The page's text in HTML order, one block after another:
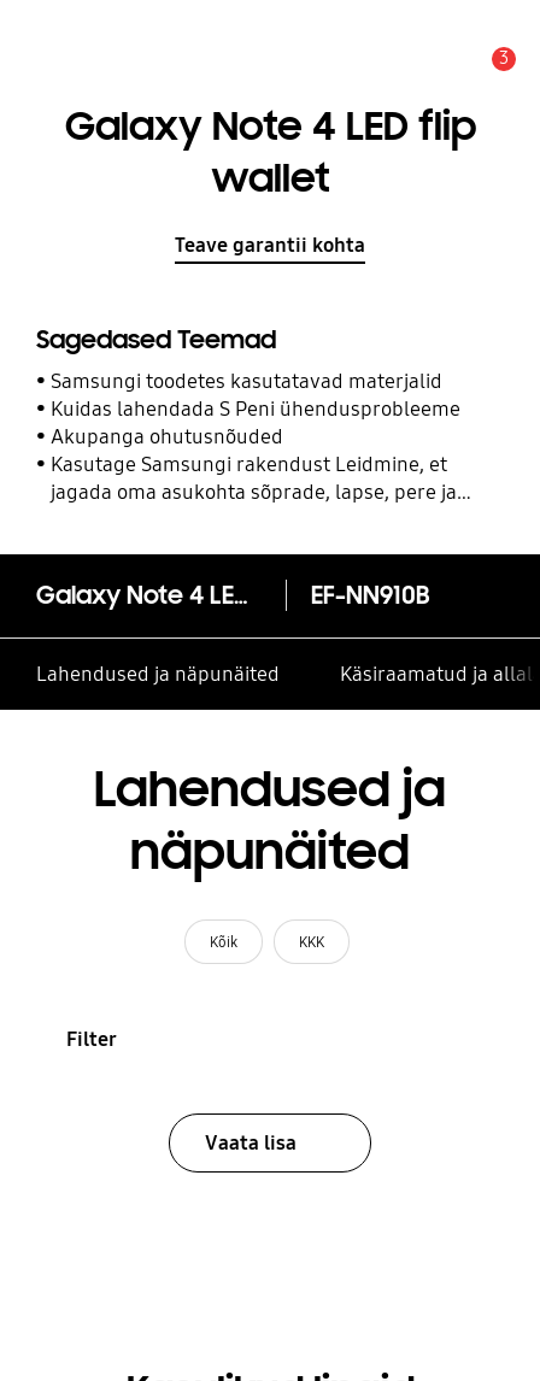
3
Galaxy Note 4 LED flip
wallet
Teave garantii kohta
Sagedased Teemad
Samsungi toodetes kasutatavad materjalid
Kuidas lahendada S Peni ühendusprobleeme
Akupanga ohutusnõuded
Kasutage Samsungi rakendust Leidmine, et
jagada oma asukohta sõprade, lapse, pere ja
Galaxy Note 4 LED flip wallet EF-NN910B
Lahendused ja näpunäited Käsiraamatud ja
Lahendused ja
näpunäited
Kõik KKK
Filter
Vaata lisa